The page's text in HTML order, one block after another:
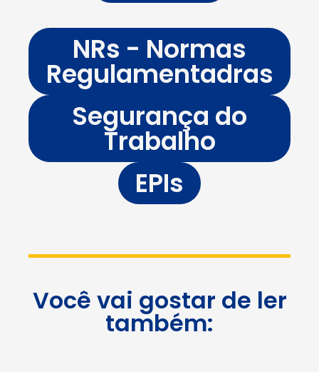
NRs - Normas
Regulamentadras
Segurança do
Trabalho
EPIs
Você vai gostar de ler
também: